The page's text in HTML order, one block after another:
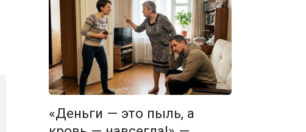
«Деньги — это пыль, а